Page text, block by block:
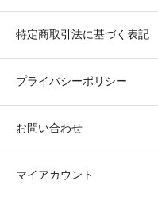
特定商取引法に基づく表記
プライバシーポリシー
お問い合わせ
マイアカウント